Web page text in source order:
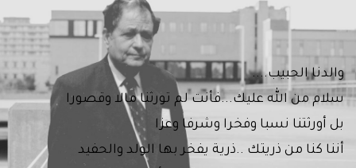
والدنا الحبيب....
سلام من الله عليك...فأنت لم تورثنا مالا وقصورا
بل أورثتنا نسبا وفخرا وشرفا وعزا
أننا كنا من ذريتك ..ذرية يفخر بها الولد والحفيد